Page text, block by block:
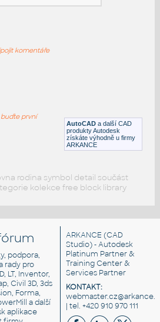
Sezení
AutoCAD a další CAD
produkty Autodesk
získáte výhodně u firmy
ARKANCE
komentáře
první
rodina symbol detail součást
kolekce free block library
podpora,
rady pro
LT, Inventor,
Civil 3D, 3ds
Forma,
a další
aplikace
ARKANCE (CAD
Studio) - Autodesk
Platinum Partner &
Training Center &
Services Partner
KONTAKT:
| tel. +420 910 970 111